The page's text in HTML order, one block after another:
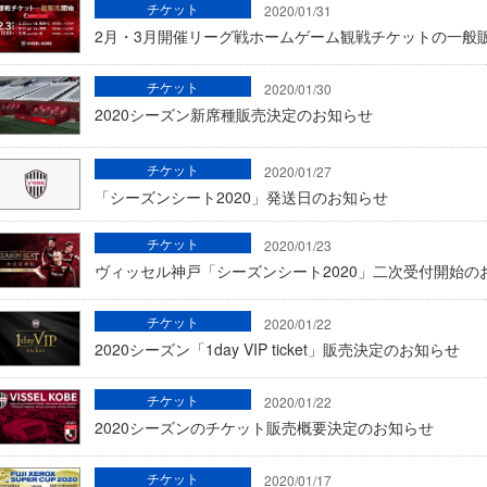
2020/01/31
2月・3月開催リーグ戦ホームゲーム観戦チケットの一般
チケット
2020/01/30
2020シーズン新席種販売決定のお知らせ
チケット
2020/01/27
「シーズンシート2020」発送日のお知らせ
チケット
2020/01/23
ヴィッセル神戸「シーズンシート2020」二次受付開始の
チケット
2020/01/22
2020シーズン「1day VIP ticket」販売決定のお知らせ
チケット
2020/01/22
2020シーズンのチケット販売概要決定のお知らせ
チケット
2020/01/17
チケット